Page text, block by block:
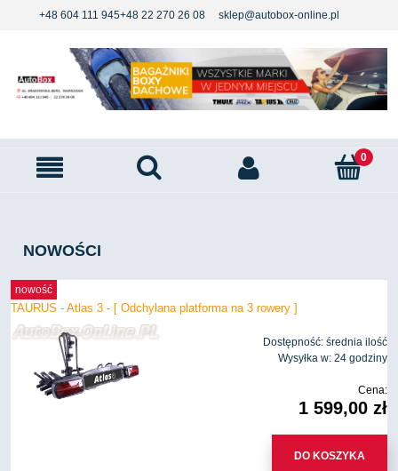
+48 604 111 945+48 22 270 26 08 sklep@autobox-online.pl
NOWOŚCI
TAURUS - Atlas 3 - [ Odchylana platforma na 3 rowery ]
Dostępność: średnia ilość
Wysyłka w: 24 godziny
Cena:
1 599,00 zł
DO KOSZYKA
nowość